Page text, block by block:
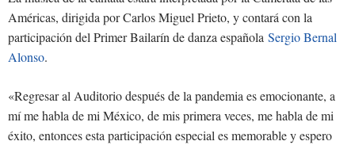
Américas, dirigida por Carlos Miguel Prieto, y contará con la
participación del Primer Bailarín de danza española Sergio Bernal
Alonso.
«Regresar al Auditorio después de la pandemia es emocionante, a
mí me habla de mi México, de mis primera veces, me habla de mi
éxito, entonces esta participación especial es memorable y espero